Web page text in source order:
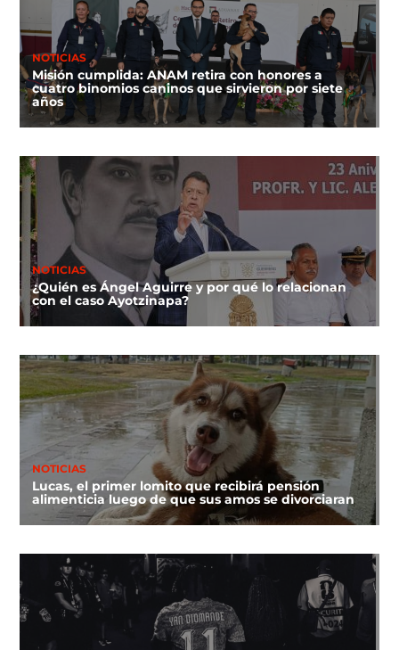
NOTICIAS
Misión cumplida: ANAM retira con honores a
cuatro binomios caninos que sirvieron por siete
años
NOTICIAS
¿Quién es Ángel Aguirre y por qué lo relacionan
con el caso Ayotzinapa?
NOTICIAS
Lucas, el primer lomito que recibirá pensión
alimenticia luego de que sus amos se divorciaran